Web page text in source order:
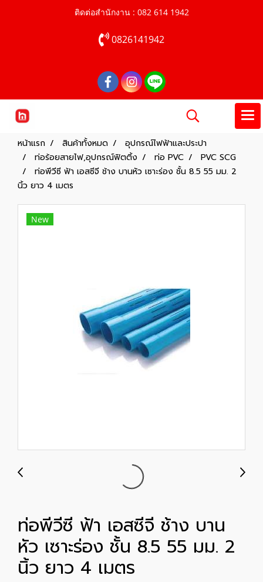
ติดต่อสำนักงาน : 082 614 1942
0826141942
หน้าแรก สินค้าทั้งหมด
อุปกรณ์ไฟฟ้าและประปา
ท่อร้อยสายไฟ,อุปกรณ์ฟิตติ้ง
ท่อ PVC
PVC SCG
ท่อพีวีซี ฟ้า เอสซีจี ช้าง บานหัว เซาะร่อง ชั้น 8.5 55 มม. 2
นิ้ว ยาว 4 เมตร
New
ท่อพีวีซี ฟ้า เอสซีจี ช้าง บาน
หัว เซาะร่อง ชั้น 8.5 55 มม. 2
นิ้ว ยาว 4 เมตร